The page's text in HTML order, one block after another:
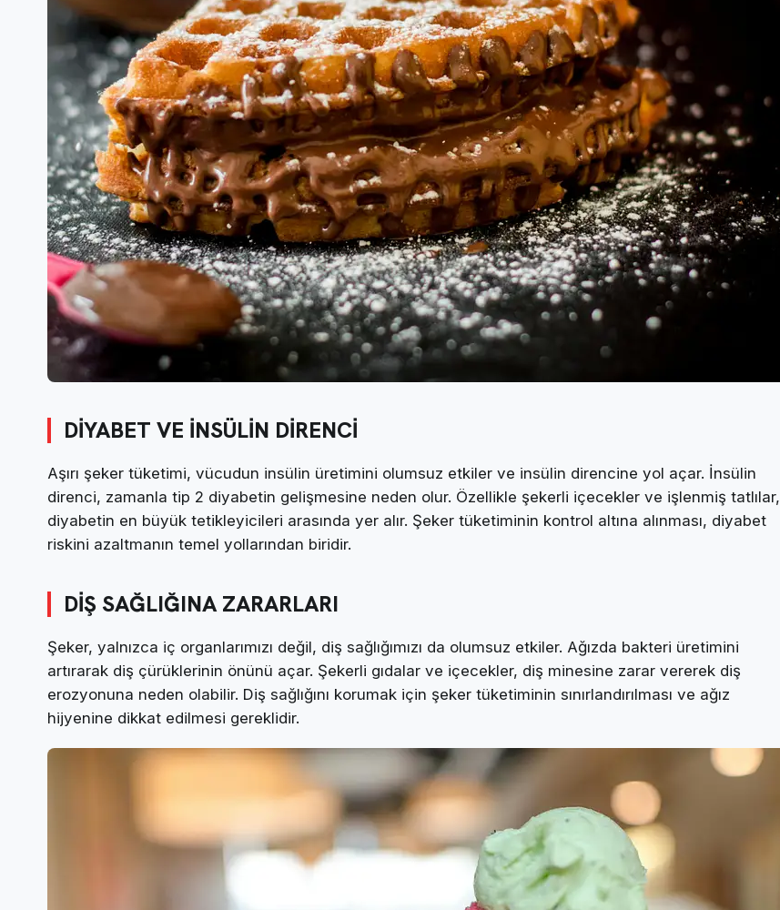
DİYABET VE İNSÜLİN DİRENCİ
Aşırı şeker tüketimi, vücudun insülin üretimini olumsuz etkiler ve insülin direncine yol açar. İnsülin
direnci, zamanla tip 2 diyabetin gelişmesine neden olur. Özellikle şekerli içecekler ve işlenmiş tatlılar,
diyabetin en büyük tetikleyicileri arasında yer alır. Şeker tüketiminin kontrol altına alınması, diyabet
riskini azaltmanın temel yollarından biridir.
DİŞ SAĞLIĞINA ZARARLARI
Şeker, yalnızca iç organlarımızı değil, diş sağlığımızı da olumsuz etkiler. Ağızda bakteri üretimini
artırarak diş çürüklerinin önünü açar. Şekerli gıdalar ve içecekler, diş minesine zarar vererek diş
erozyonuna neden olabilir. Diş sağlığını korumak için şeker tüketiminin sınırlandırılması ve ağız
hijyenine dikkat edilmesi gereklidir.